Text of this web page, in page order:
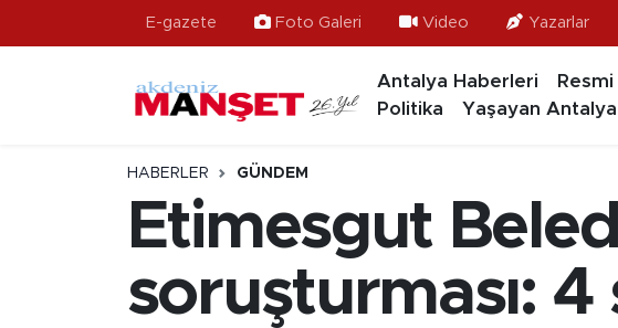
E-gazete Foto Galeri Video Yazarlar
Antalya Haberleri
Politika
Yaşayan Antalya
HABERLER GÜNDEM
Etimesgut
soruşturması:
Ekonomi
Güncel
Hava Durumu
Süper Lig Puan Durumu ve Fikstür
Tüm Manşetler
Son Dakika Haberleri